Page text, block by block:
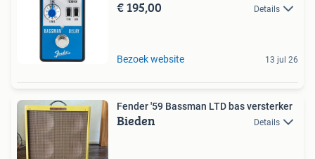
€ 195,00 Details
Bezoek website 13 jul 26
Fender '59 Bassman LTD bas versterker
Bieden Details